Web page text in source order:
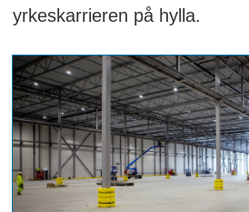
yrkeskarrieren på hylla.